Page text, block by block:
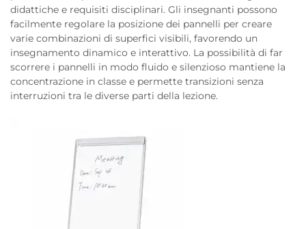
didattiche e requisiti disciplinari. Gli insegnanti possono
facilmente regolare la posizione dei pannelli per creare
varie combinazioni di superfici visibili, favorendo un
insegnamento dinamico e interattivo. La possibilità di far
scorrere i pannelli in modo fluido e silenzioso mantiene la
concentrazione in classe e permette transizioni senza
interruzioni tra le diverse parti della lezione.